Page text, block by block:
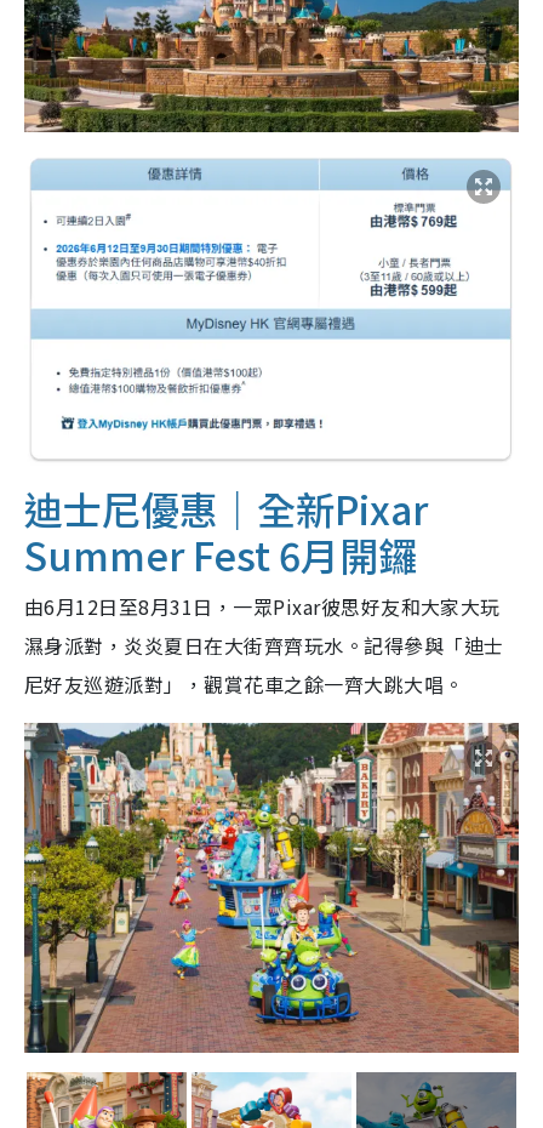
迪士尼優惠｜全新Pixar
Summer Fest 6月開鑼
由6月12日至8月31日，一眾Pixar彼思好友和大家大玩
濕身派對，炎炎夏日在大街齊齊玩水。記得參與「迪士
尼好友巡遊派對」，觀賞花車之餘一齊大跳大唱。